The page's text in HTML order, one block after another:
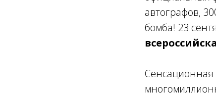
автографов,
бомба! 23